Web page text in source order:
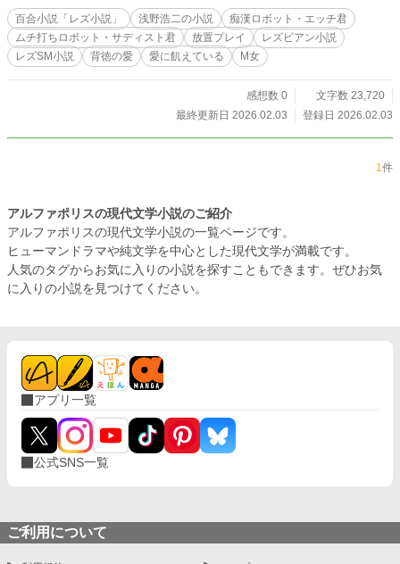
百合小説「レズ小説」 浅野浩二の小説
痴漢ロボット・エッチ君
ムチ打ちロボット・サディスト君
放置プレイ
レズビアン小説
レズSМ小説
背徳の愛 愛に飢えている М女
感想数 0
文字数 23,720
最終更新日 2026.02.03
登録日 2026.02.03
1件
アルファポリスの現代文学小説のご紹介
アルファポリスの現代文学小説の一覧ページです。
ヒューマンドラマや純文学を中心とした現代文学が満載です。
人気のタグからお気に入りの小説を探すこともできます。ぜひお気
に入りの小説を見つけてください。
アプリ一覧
公式SNS一覧
ご利用について